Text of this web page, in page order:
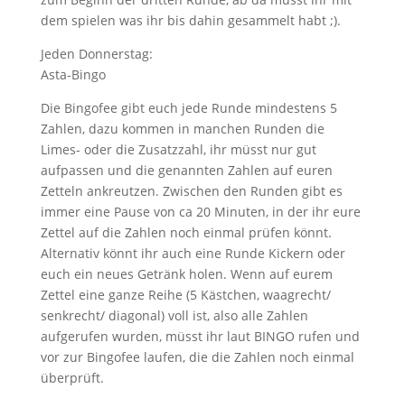
dem spielen was ihr bis dahin gesammelt habt ;).
Jeden Donnerstag:
Asta-Bingo
Die Bingofee gibt euch jede Runde mindestens 5
Zahlen, dazu kommen in manchen Runden die
Limes- oder die Zusatzzahl, ihr müsst nur gut
aufpassen und die genannten Zahlen auf euren
Zetteln ankreutzen. Zwischen den Runden gibt es
immer eine Pause von ca 20 Minuten, in der ihr eure
Zettel auf die Zahlen noch einmal prüfen könnt.
Alternativ könnt ihr auch eine Runde Kickern oder
euch ein neues Getränk holen. Wenn auf eurem
Zettel eine ganze Reihe (5 Kästchen, waagrecht/
senkrecht/ diagonal) voll ist, also alle Zahlen
aufgerufen wurden, müsst ihr laut BINGO rufen und
vor zur Bingofee laufen, die die Zahlen noch einmal
überprüft.